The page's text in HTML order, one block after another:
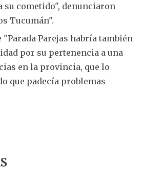
su cometido", denunciaron
Tucumán".
"Parada Parejas habría también
por su pertenencia a una
en la provincia, que lo
que padecía problemas